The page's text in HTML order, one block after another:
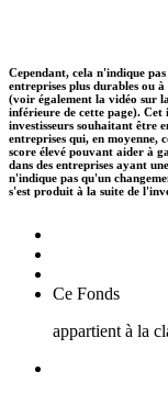
Cependant, cela n'indique
entreprises plus durables ou
(voir également la vidéo sur
inférieure de cette page).
investisseurs souhaitant être
entreprises qui, en moyenne,
score élevé pouvant aider à
dans des entreprises ayant
n'indique pas qu'un
s'est produit à la suite de
Ce Fonds
appartient à la